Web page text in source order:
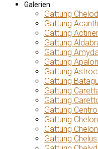
Galerien
Gattung
Gattung
Gattung
Gattung
Gattung
Gattung
Gattung
Gattung
Gattung
Gattung
Gattung
Gattung
Gattung
Gattung